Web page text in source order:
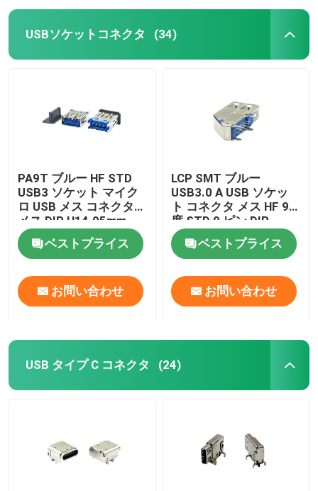
USBソケットコネクタ (34)
PA9T ブルー HF STD
USB3 ソケット マイク
ロ USB メス コネクタ
メス DIP H14.95mm
ベストプライス
お問い合わせ
LCP SMT ブルー
USB3.0 A USB ソケッ
ト コネクタ メス HF 90
度 STD 9 ピン DIP
ベストプライス
お問い合わせ
USB タイプ C コネクタ (24)